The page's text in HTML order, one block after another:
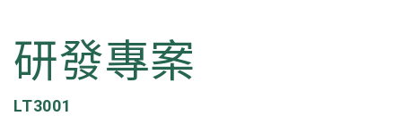
研發專案
LT3001